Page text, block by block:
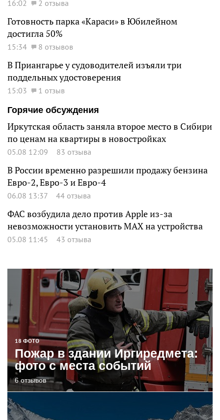
16:02 2 отзыва
Готовность парка «Караси» в Юбилейном
достигла 50%
15:34 8 отзывов
В Приангарье у судоводителей изъяли три
поддельных удостоверения
15:03
1 отзыв
Горячие обсуждения
Иркутская область заняла второе место в Сибири
по ценам на квартиры в новостройках
05.08 12:09 83 отзыва
В России временно разрешили продажу бензина
Евро-2, Евро-3 и Евро-4
06.08 13:37 44 отзыва
ФАС возбудила дело против Apple из-за
невозможности установить MAX на устройства
05.08 11:45 43 отзыва
18 ФОТО
Пожар в здании Иргиредмета:
фото с места событий
6 отзывов